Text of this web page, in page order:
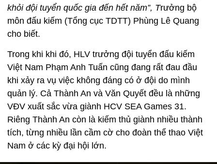
khỏi đội tuyển quốc gia đến hết năm”, Trưởng bộ
môn đấu kiếm (Tổng cục TDTT) Phùng Lê Quang
cho biết.
Trong khi khi đó, HLV trưởng đội tuyển đấu kiếm
Việt Nam Phạm Anh Tuấn cũng đang rất đau đầu
khi xảy ra vụ việc không đáng có ở đội do mình
quản lý. Cả Thành An và Văn Quyết đều là những
VĐV xuất sắc vừa giành HCV SEA Games 31.
Riêng Thành An còn là kiếm thủ giành nhiều thành
tích, từng nhiều lần cầm cờ cho đoàn thể thao Việt
Nam ở các kỳ đại hội lớn.